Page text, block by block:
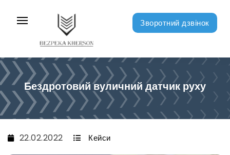
Зворотний дзвінок
Бездротовий вуличний датчик руху
22.02.2022 Кейси